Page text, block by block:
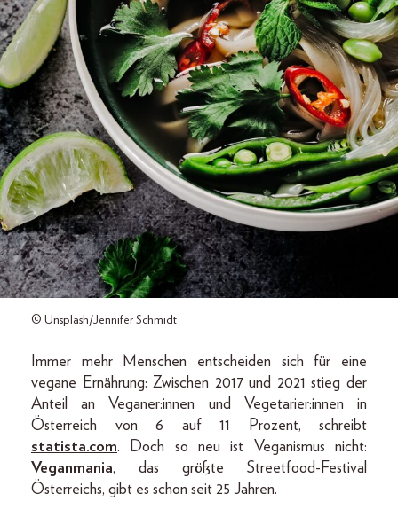
© Unsplash/Jennifer Schmidt
Immer mehr Menschen entscheiden sich für eine
vegane Ernährung: Zwischen 2017 und 2021 stieg der
Anteil an Veganer:innen und Vegetarier:innen in
Österreich von 6 auf 11 Prozent, schreibt
statista.com. Doch so neu ist Veganismus nicht:
Veganmania, das größte Streetfood-Festival
Österreichs, gibt es schon seit 25 Jahren.